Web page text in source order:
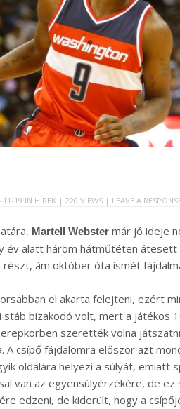
11-19 IN HÍREK | 220 VIEWS | LEAVE A
Martell Webster már jó ideje
év alatt három hátműtéten átesett
ám október óta ismét
el akarta felejteni, ezért
bizakodó volt, mert a játékos
szerették volna
A csípő fájdalomra először azt
oldalára helyezi a súlyát, emiatt
van az egyensúlyérzékére, de
edzeni, de kiderült, hogy a